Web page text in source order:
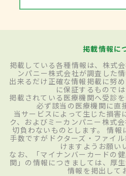
掲載情報に
掲載している各種情報は、株式
ンパニー株式会社が調査した
出来るだけ正確な情報掲載に努
に保証するものでは
掲載されている医療機関へ受診
必ず該当の医療機関に直
当サービスによって生じた損害
ク、およびミーカンパニー株式
切負わないものとします。 情報
手数ですがドクターズ・ファイ
けますようお願い
なお、「マイナンバーカードの
関」の情報につきましては、厚
情報を掲出して